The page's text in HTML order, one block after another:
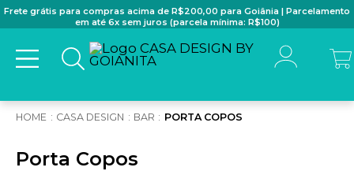
Frete grátis para compras acima de R$200,00 para Goiânia | Parcelamento
em até 6x sem juros (parcela mínima: R$100)
CASA DESIGN BAR PORTA COPOS
Porta Copos